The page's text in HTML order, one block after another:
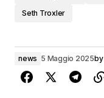
Seth Troxler
news 5 Maggio 2025by